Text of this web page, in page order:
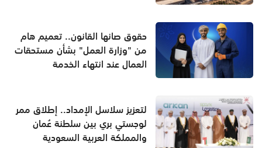
حقوق صانها القانون.. تعميم هام
من "وزارة العمل" بشأن مستحقات
العمال عند انتهاء الخدمة
لتعزيز سلاسل الإمداد.. إطلاق ممر
لوجستي بري بين سلطنة عُمان
والمملكة العربية السعودية